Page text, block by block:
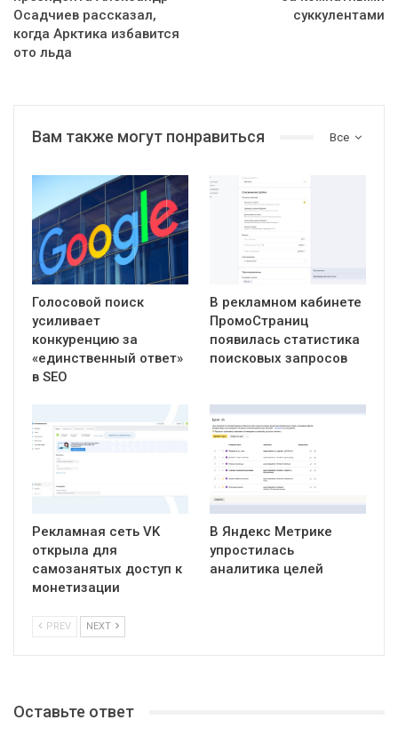
Осадчиев рассказал,
когда Арктика избавится
ото льда
суккулентами
Все
Вам также могут понравиться
Голосовой поиск
усиливает
конкуренцию за
«единственный ответ»
в SEO
В рекламном кабинете
ПромоСтраниц
появилась статистика
поисковых запросов
Рекламная сеть VK
открыла для
самозанятых доступ к
монетизации
В Яндекс Метрике
упростилась
аналитика целей
PREV NEXT
Оставьте ответ